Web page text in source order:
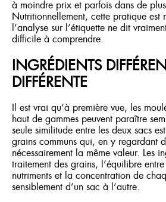
à moindre prix et parfois dans de
Nutritionnellement, cette pratique est
l’analyse sur l’étiquette ne dit
difficile à comprendre.
INGRÉDIENTS
DIFFÉRENTE
Il est vrai qu’à première vue, les
haut de gammes peuvent paraître
seule similitude entre les deux sacs
grains communs qui, en y regardant
nécessairement la même valeur. Les
traitement des grains, l’équilibre
nutriments et la concentration de
sensiblement d’un sac à l’autre.